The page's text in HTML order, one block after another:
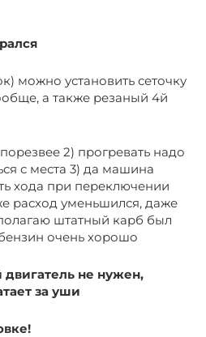
можно установить сеточку
а также резаный 4й
2) прогревать надо
с места 3) да машина
хода при переключении
расход уменьшился, даже
штатный карб был
очень хорошо
не нужен,
за уши